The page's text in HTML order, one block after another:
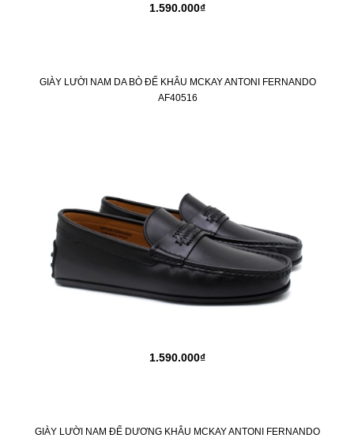
1.590.000₫
GIÀY LƯỜI NAM DA BÒ ĐẾ KHÂU MCKAY ANTONI FERNANDO
AF40516
1.590.000₫
GIÀY LƯỜI NAM ĐẾ DƯƠNG KHÂU MCKAY ANTONI FERNANDO